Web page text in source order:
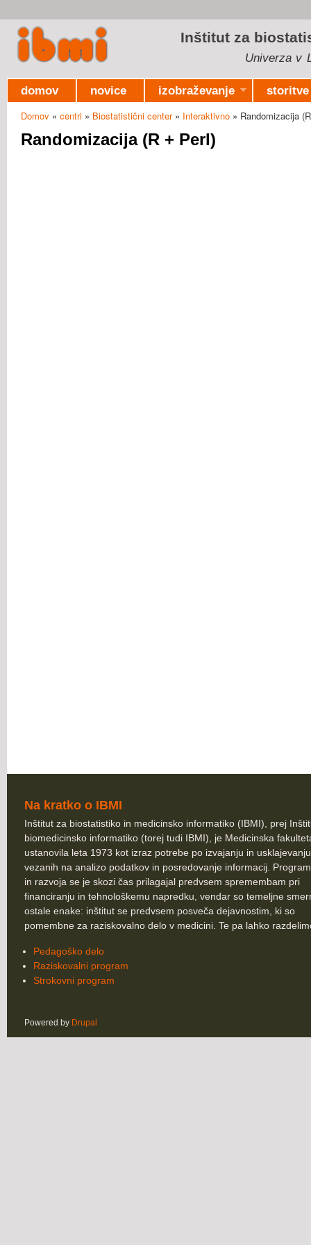
Inštitut za
Univerza v
domov novice izobraževanje storitve
Domov » centri » Biostatistični center» Interaktivno » Randomizacija
Randomizacija (R + Perl)
Na kratko o IBMI
Inštitut za biostatistiko in medicinsko informatiko (IBMI), prej
biomedicinsko informatiko (torej tudi IBMI), je Medicinska
ustanovila leta 1973 kot izraz potrebe po izvajanju in
vezanih na analizo podatkov in posredovanje informacij.
in razvoja se je skozi čas prilagajal predvsem spremembam pri
financiranju in tehnološkemu napredku, vendar so temeljne
ostale enake: inštitut se predvsem posveča dejavnostim, ki so
pomembne za raziskovalno delo v medicini. Te pa lahko
Pedagoško delo
Raziskovalni program
Strokovni program
Powered by Drupal